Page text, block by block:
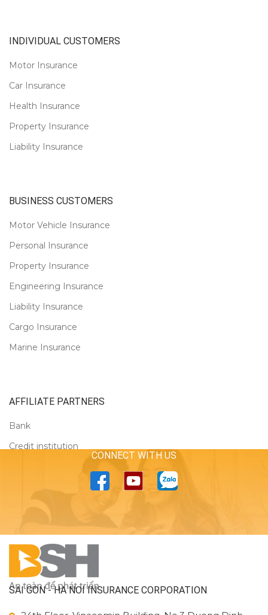
INDIVIDUAL CUSTOMERS
Motor Insurance
Car Insurance
Health Insurance
Property Insurance
Liability Insurance
BUSINESS CUSTOMERS
Motor Vehicle Insurance
Personal Insurance
Property Insurance
Engineering Insurance
Liability Insurance
Cargo Insurance
Marine Insurance
AFFILIATE PARTNERS
Bank
Credit institution
SAI GON - HA NOI INSURANCE CORPORATION
CONNECT WITH US